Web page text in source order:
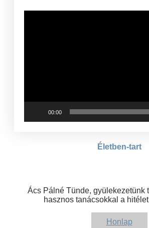
00:00
Életben-tart
Ács Pálné Tünde, gyülekezetünk
hasznos tanácsokkal a
Honlap